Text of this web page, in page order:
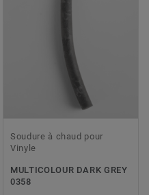
Soudure à chaud pour
Vinyle
MULTICOLOUR DARK GREY
0358